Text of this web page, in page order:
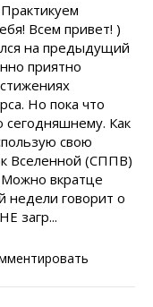
Всем привет! )
на предыдущий
приятно
Но пока что
сегодняшнему. Как
свою
Вселенной (СППВ)
вкратце
недели говорит о
загр...